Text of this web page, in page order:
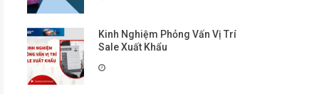
Kinh Nghiệm Phỏng Vấn Vị Trí
Sale Xuất Khẩu